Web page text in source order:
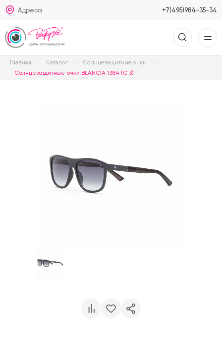
Адреса +7(495)984-35-34
Главная Каталог Солнцезащитные очки
Солнцезащитные очки BLANCIA 1384 (C 3)